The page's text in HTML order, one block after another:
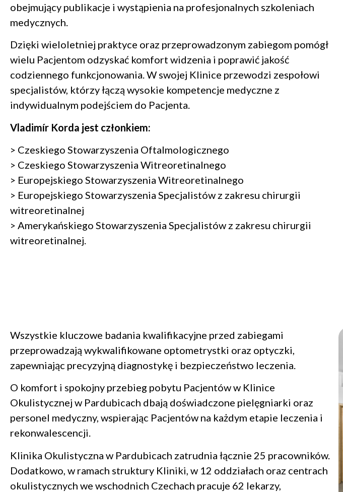
obejmujący publikacje i wystąpienia na profesjonalnych szkoleniach
medycznych.
Dzięki wieloletniej praktyce oraz przeprowadzonym zabiegom pomógł
wielu Pacjentom odzyskać komfort widzenia i poprawić jakość
codziennego funkcjonowania. W swojej Klinice przewodzi zespołowi
specjalistów, którzy łączą wysokie kompetencje medyczne z
indywidualnym podejściem do Pacjenta.
Vladimír Korda jest członkiem:
> Czeskiego Stowarzyszenia Oftalmologicznego
> Czeskiego Stowarzyszenia Witreoretinalnego
> Europejskiego Stowarzyszenia Witreoretinalnego
> Europejskiego Stowarzyszenia Specjalistów z zakresu chirurgii
witreoretinalnej
> Amerykańskiego Stowarzyszenia Specjalistów z zakresu chirurgii
witreoretinalnej.
Wszystkie kluczowe badania kwalifikacyjne przed zabiegami
przeprowadzają wykwalifikowane optometrystki oraz optyczki,
zapewniając precyzyjną diagnostykę i bezpieczeństwo leczenia.
O komfort i spokojny przebieg pobytu Pacjentów w Klinice
Okulistycznej w Pardubicach dbają doświadczone pielęgniarki oraz
personel medyczny, wspierając Pacjentów na każdym etapie leczenia i
rekonwalescencji.
Klinika Okulistyczna w Pardubicach zatrudnia łącznie 25 pracowników.
Dodatkowo, w ramach struktury Kliniki, w 12 oddziałach oraz centrach
okulistycznych we wschodnich Czechach pracuje 62 lekarzy,